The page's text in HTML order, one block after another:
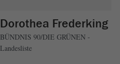
Dorothea Frederking
BÜNDNIS 90/DIE GRÜNEN -
Landesliste